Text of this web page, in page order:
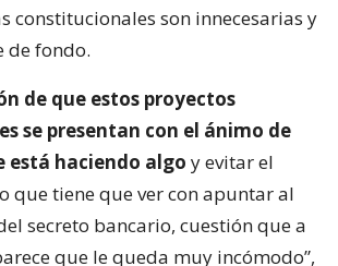
constitucionales son innecesarias y
de fondo.
de que estos proyectos
se presentan con el ánimo de
está haciendo algo y evitar el
que tiene que ver con apuntar al
secreto bancario, cuestión que a
que le queda muy incómodo”,